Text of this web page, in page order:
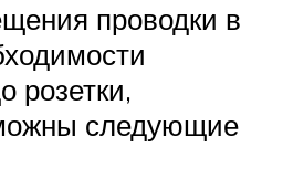
проводки в
розетки,
следующие